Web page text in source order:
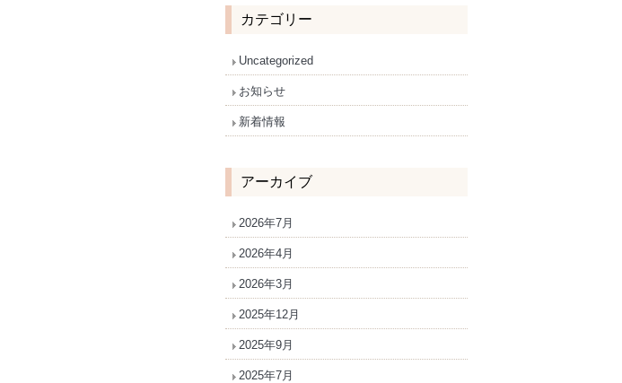
カテゴリー
Uncategorized
お知らせ
新着情報
アーカイブ
2026年7月
2026年4月
2026年3月
2025年12月
2025年9月
2025年7月